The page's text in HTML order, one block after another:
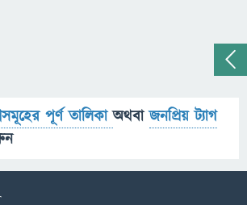
পূর্ণ তালিকাঅথবাজনপ্রিয় ট্যাগ